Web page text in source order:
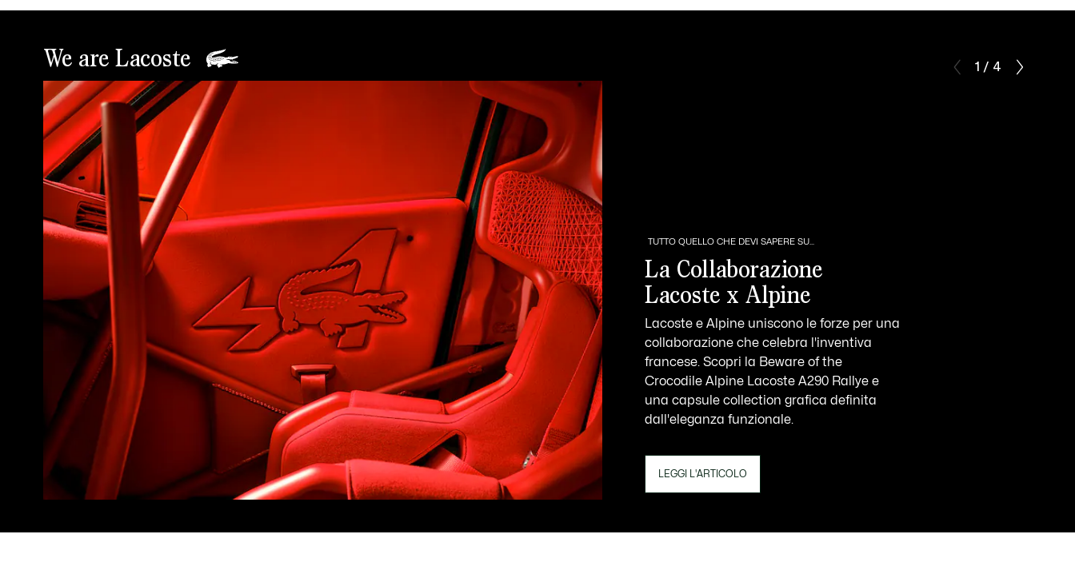
1 / 4
We are Lacoste
TUTTO QUELLO CHE DEVI SAPERE SU...
La Collaborazione
Lacoste x Alpine
Lacoste e Alpine uniscono le forze per una
collaborazione che celebra l'inventiva
francese. Scopri la Beware of the
Crocodile Alpine Lacoste A290 Rallye e
una capsule collection grafica definita
dall'eleganza funzionale.
LEGGI L'ARTICOLO